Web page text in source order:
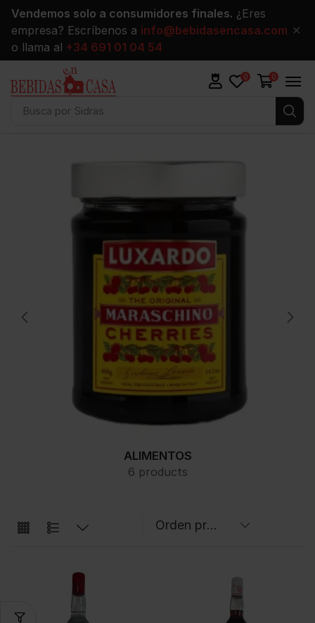
Vendemos solo a consumidores finales. ¿Eres
empresa? Escríbenos a info@bebidasencasa.com
o llama al +34 691 01 04 54
✕
Busca por Sidras
0 0
ALIMENTOS
6 products